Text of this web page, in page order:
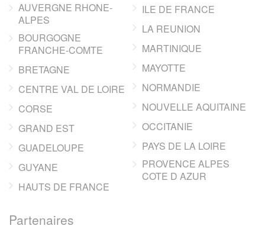
AUVERGNE RHONE-
ALPES
BOURGOGNE
FRANCHE-COMTE
BRETAGNE
CENTRE VAL DE LOIRE
CORSE
GRAND EST
GUADELOUPE
GUYANE
HAUTS DE FRANCE
ILE DE FRANCE
LA REUNION
MARTINIQUE
MAYOTTE
NORMANDIE
NOUVELLE AQUITAINE
OCCITANIE
PAYS DE LA LOIRE
PROVENCE ALPES
COTE D AZUR
Partenaires